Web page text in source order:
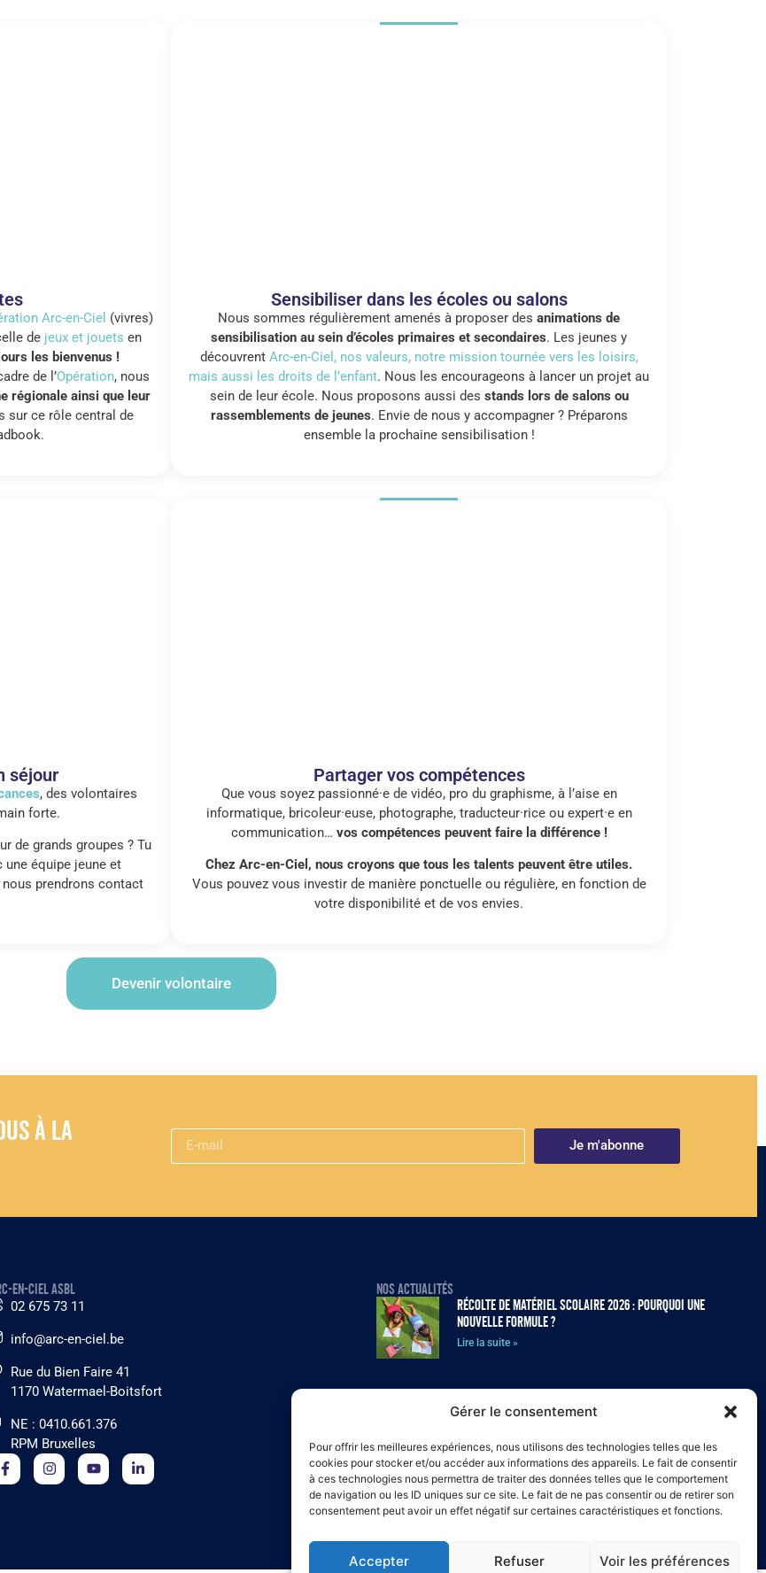
Gérer le consentement
Pour offrir les meilleures expériences, nous utilisons des technologies telles que les
cookies pour stocker et/ou accéder aux informations des appareils. Le fait de consentir
à ces technologies nous permettra de traiter des données telles que le comportement
de navigation ou les ID uniques sur ce site. Le fait de ne pas consentir ou de retirer son
consentement peut avoir un effet négatif sur certaines caractéristiques et fonctions.
Accepter Refuser Voir les préférences
Arc-en-Ciel (vivres)
dejeux et jouets en
les bienvenus !
de l’Opération, nous
régionale ainsi que leur
sur ce rôle central de
Sensibiliser dans les écoles ou salons
Nous sommes régulièrement amenés à proposer des animations de
sensibilisation au sein d’écoles primaires et secondaires. Les jeunes y
découvrent Arc-en-Ciel, nos valeurs, notre mission tournée vers les loisirs,
mais aussi les droits de l’enfant. Nous les encourageons à lancer un projet au
sein de leur école. Nous proposons aussi des stands lors de salons ou
rassemblements de jeunes. Envie de nous y accompagner ? Préparons
ensemble la prochaine sensibilisation !
séjour
, des volontaires
forte.
de grands groupes ? Tu
une équipe jeune et
prendrons contact
Partager vos compétences
Que vous soyez passionné·e de vidéo, pro du graphisme, à l’aise en
informatique, bricoleur·euse, photographe, traducteur·rice ou expert·e en
communication… vos compétences peuvent faire la différence !
Chez Arc-en-Ciel, nous croyons que tous les talents peuvent être utiles.
Vous pouvez vous investir de manière ponctuelle ou régulière, en fonction de
votre disponibilité et de vos envies.
Devenir volontaire
à la
Je m'abonne
EN-CIEL ASBL
02 675 73 11
info@arc-en-ciel.be
Rue du Bien Faire 41
1170 Watermael-Boitsfort
NE : 0410.661.376
RPM Bruxelles
NOS ACTUALITÉS
Récolte de matériel scolaire 2026 : pourquoi une
nouvelle formule ?
Lire la suite »
Lire la suite »
Cet été, Arc-en-Ciel recherche des volontaires pour ses
séjours résidentiels à Virton !